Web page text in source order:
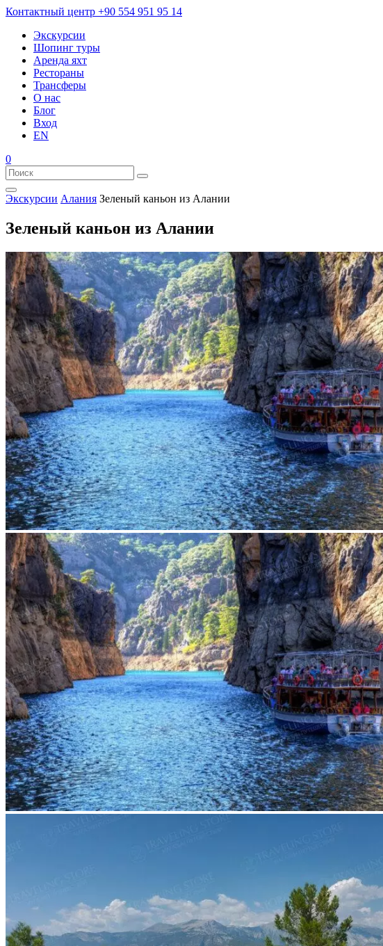
Контактный центр +90 554 951 95 14
Экскурсии
Шопинг туры
Аренда яхт
Рестораны
Трансферы
О нас
Блог
Вход
EN
0
Экскурсии Алания Зеленый каньон из Алании
Зеленый каньон из Алании